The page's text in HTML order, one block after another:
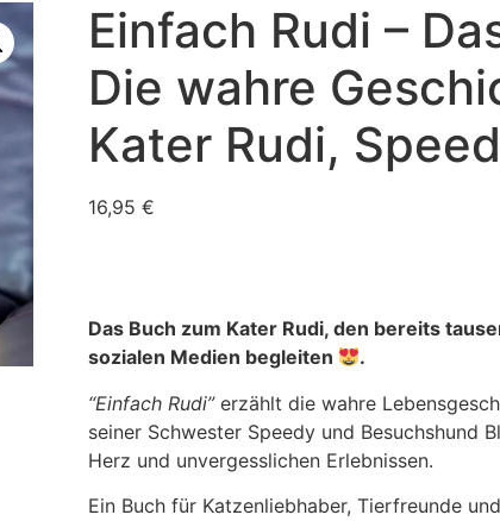
Einfach Rudi –
Die wahre
Kater Rudi,
16,95 €
Das Buch zum Kater Rudi, den bereits
sozialen Medien begleiten
.
“Einfach Rudi”erzählt die wahre
seiner Schwester Speedy und Besuchshund
Herz und unvergesslichen Erlebnissen.
Ein Buch für Katzenliebhaber, Tierfreunde